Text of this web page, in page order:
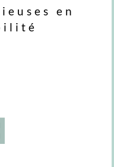
en